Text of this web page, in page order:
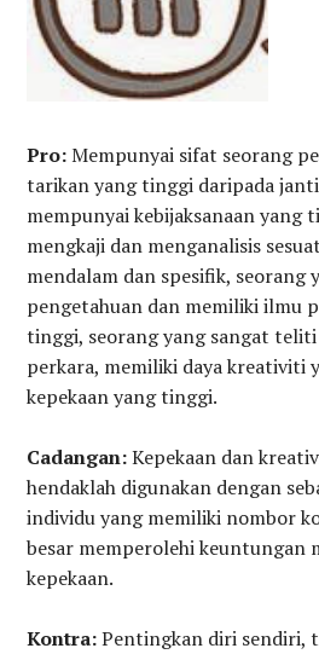
Pro:Mempunyai sifat seorang
tarikan yang tinggi daripada
mempunyai kebijaksanaan yang
mengkaji dan menganalisis
mendalam dan spesifik, seorang
pengetahuan dan memiliki ilmu
tinggi, seorang yang sangat
perkara, memiliki daya kreativiti
kepekaan yang tinggi.
Cadangan:Kepekaan dan
hendaklah digunakan dengan
individu yang memiliki nombor
besar memperolehi keuntungan
kepekaan.
Kontra:Pentingkan diri sendiri,